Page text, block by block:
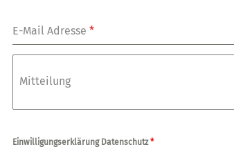
E-Mail Adresse*
Mitteilung
Einwilligungserklärung Datenschutz*